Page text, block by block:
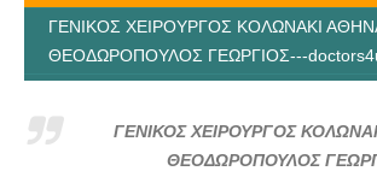
ΓΕΝΙΚΟΣ ΧΕΙΡΟΥΡΓΟΣ ΚΟΛΩΝΑΚΙ
ΘΕΟΔΩΡΟΠΟΥΛΟΣ ΓΕΩΡΓΙΟΣ---
ΘΕΟΔΩΡΟΠΟΥΛΟΣ ΓΕΩΡΓΙΟΣ---
ΓΕΝΙΚΟΣ ΧΕΙΡΟΥΡΓΟΣ ΚΟΛΩΝΑΚΙ
ΓΕΝΙΚΟΣ ΧΕΙΡΟΥΡΓΟΣ
ΘΕΟΔΩΡΟΠΟΥΛΟΣ